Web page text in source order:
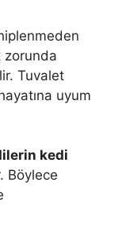
zorunda
Tuvalet
uyum
kedi
Böylece